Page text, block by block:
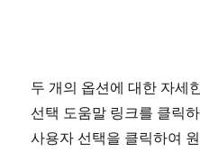
두 개의 옵션에 대한 자세
선택 도움말 링크를 클릭
사용자 선택을 클릭하여